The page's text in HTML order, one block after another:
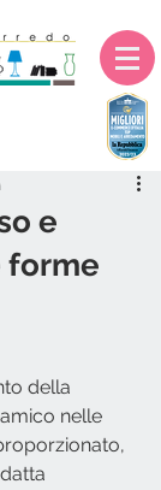
e
forme
della
nelle